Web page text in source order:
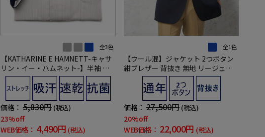
全3色
【KATHARINE E HAMNETT-キャサ
リン・イー・ハムネット-】半袖 ワ
イシャツ ワンピースカラー ボタンダ
ウン 360°ストレッチ 吸水速乾 チェ
価格： 5,830円 (税込)
23%off
WEB価格： 4,490円 (税込)
全1色
【ウール混】ジャケット 2つボタン
紺ブレザー 背抜き 無地 リージェン
トハウス 通年【定番】
価格： 27,500円 (税込)
20%off
WEB価格： 22,000円 (税込)